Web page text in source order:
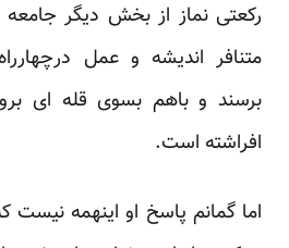
رکعتی نماز از بخش دیگر جامعه
متنافر اندیشه و عمل
برسند و باهم بسوی قله ای
افراشته است.‏
اما گمانم پاسخ او اینهمه نیست